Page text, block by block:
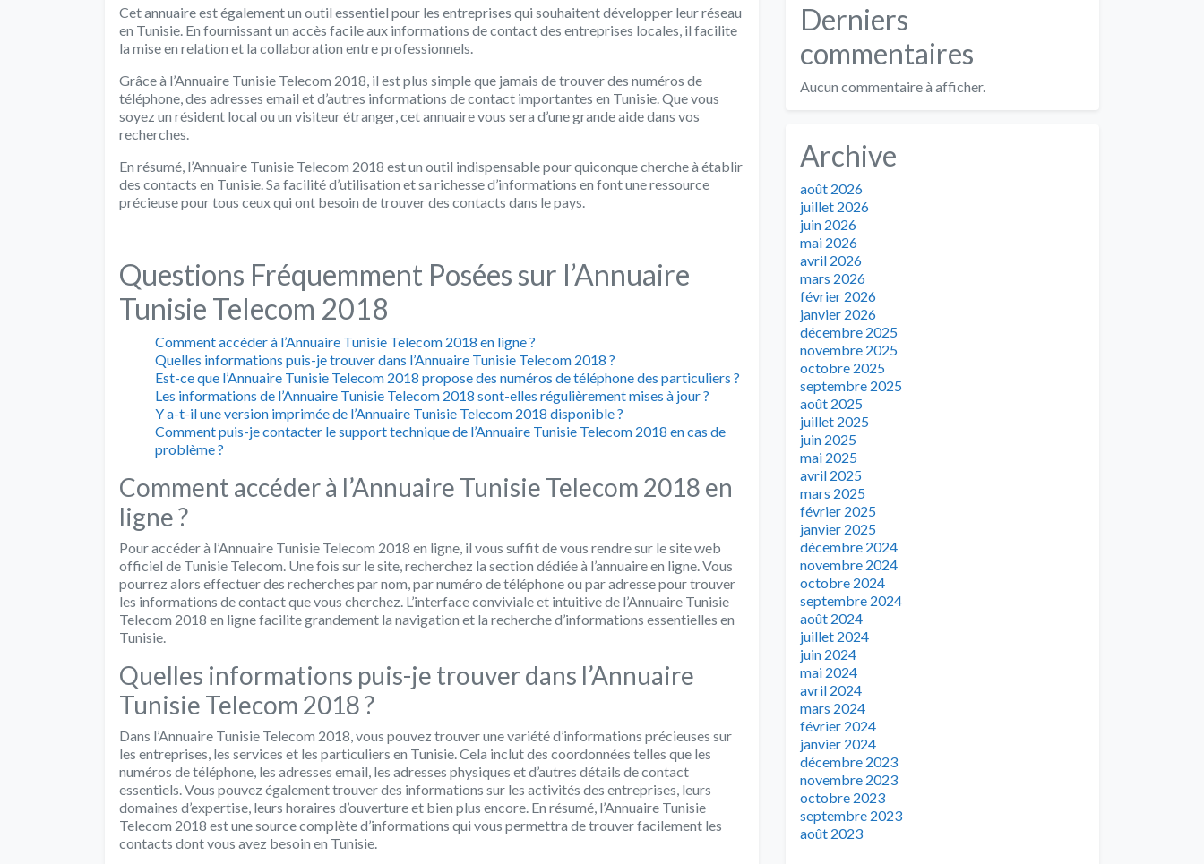
Cet annuaire est également un outil essentiel pour les entreprises qui souhaitent développer leur réseau
en Tunisie. En fournissant un accès facile aux informations de contact des entreprises locales, il facilite
la mise en relation et la collaboration entre professionnels.
Grâce à l’Annuaire Tunisie Telecom 2018, il est plus simple que jamais de trouver des numéros de
téléphone, des adresses email et d’autres informations de contact importantes en Tunisie. Que vous
soyez un résident local ou un visiteur étranger, cet annuaire vous sera d’une grande aide dans vos
recherches.
En résumé, l’Annuaire Tunisie Telecom 2018 est un outil indispensable pour quiconque cherche à établir
des contacts en Tunisie. Sa facilité d’utilisation et sa richesse d’informations en font une ressource
précieuse pour tous ceux qui ont besoin de trouver des contacts dans le pays.
Questions Fréquemment Posées sur l’Annuaire
Tunisie Telecom 2018
Comment accéder à l’Annuaire Tunisie Telecom 2018 en ligne ?
Quelles informations puis-je trouver dans l’Annuaire Tunisie Telecom 2018 ?
Est-ce que l’Annuaire Tunisie Telecom 2018 propose des numéros de téléphone des particuliers ?
Les informations de l’Annuaire Tunisie Telecom 2018 sont-elles régulièrement mises à jour ?
Y a-t-il une version imprimée de l’Annuaire Tunisie Telecom 2018 disponible ?
Comment puis-je contacter le support technique de l’Annuaire Tunisie Telecom 2018 en cas de
problème ?
Comment accéder à l’Annuaire Tunisie Telecom 2018 en
ligne ?
Pour accéder à l’Annuaire Tunisie Telecom 2018 en ligne, il vous suffit de vous rendre sur le site web
officiel de Tunisie Telecom. Une fois sur le site, recherchez la section dédiée à l’annuaire en ligne. Vous
pourrez alors effectuer des recherches par nom, par numéro de téléphone ou par adresse pour trouver
les informations de contact que vous cherchez. L’interface conviviale et intuitive de l’Annuaire Tunisie
Telecom 2018 en ligne facilite grandement la navigation et la recherche d’informations essentielles en
Tunisie.
Quelles informations puis-je trouver dans l’Annuaire
Tunisie Telecom 2018 ?
Dans l’Annuaire Tunisie Telecom 2018, vous pouvez trouver une variété d’informations précieuses sur
les entreprises, les services et les particuliers en Tunisie. Cela inclut des coordonnées telles que les
numéros de téléphone, les adresses email, les adresses physiques et d’autres détails de contact
essentiels. Vous pouvez également trouver des informations sur les activités des entreprises, leurs
domaines d’expertise, leurs horaires d’ouverture et bien plus encore. En résumé, l’Annuaire Tunisie
Telecom 2018 est une source complète d’informations qui vous permettra de trouver facilement les
contacts dont vous avez besoin en Tunisie.
Derniers
commentaires
Aucun commentaire à afficher.
Archive
août 2026
juillet 2026
juin 2026
mai 2026
avril 2026
mars 2026
février 2026
janvier 2026
décembre 2025
novembre 2025
octobre 2025
septembre 2025
août 2025
juillet 2025
juin 2025
mai 2025
avril 2025
mars 2025
février 2025
janvier 2025
décembre 2024
novembre 2024
octobre 2024
septembre 2024
août 2024
juillet 2024
juin 2024
mai 2024
avril 2024
mars 2024
février 2024
janvier 2024
décembre 2023
novembre 2023
octobre 2023
septembre 2023
août 2023